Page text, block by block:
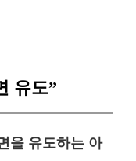
유도”
을 유도하는 아